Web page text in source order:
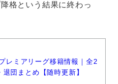
格という結果に終わっ
レミアリーグ移籍情報｜全2
団まとめ【随時更新】